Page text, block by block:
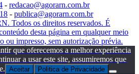
- redacao@agorarn.com.br
- publica@agorarn.com.br
Todos os direitos reservados. É
desta página em qualquer meio
ou impresso, sem autorização prévia.
que oferecemos a melhor experiência
a usar este site, assumiremos que
Aceitar Politica de Privacidade